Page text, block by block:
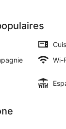
Terrasse
Wi-